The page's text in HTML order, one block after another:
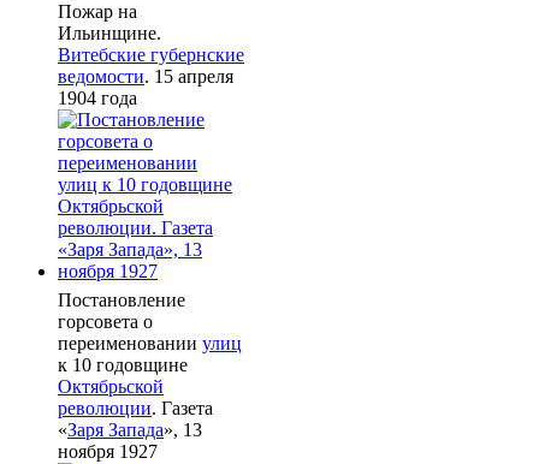
Пожар на
Ильинщине.
Витебские губернские
ведомости. 15 апреля
1904 года
Постановление
горсовета о
переименовании улиц
к 10 годовщине
Октябрьской
революции. Газета
«Заря Запада», 13
ноября 1927